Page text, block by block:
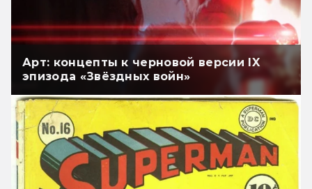
Арт: концепты к черновой версии IX
эпизода «Звёздных войн»